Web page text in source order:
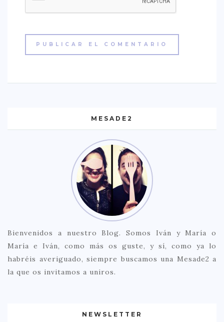
MESADE2
Bienvenidos a nuestro Blog. Somos Iván y María o
María e Iván, como más os guste, y sí, como ya lo
habréis averiguado, siempre buscamos una Mesade2 a
la que os invitamos a uniros.
NEWSLETTER